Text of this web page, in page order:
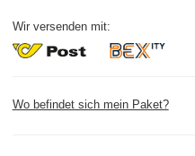
Wir versenden mit:
Wo befindet sich mein Paket?